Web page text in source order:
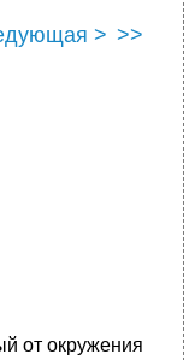
> >>
от окружения